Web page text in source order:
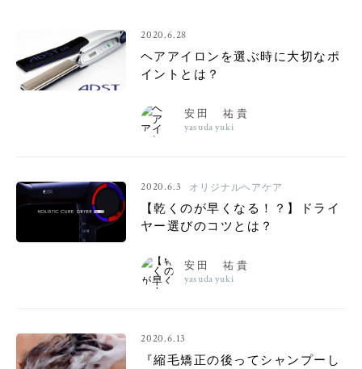
2020.6.28
ヘアアイロンを選ぶ時に大切なポ
イントとは？
安田 祐貴
yasuda yuki
2020.6.3 オリジナルヘアケア
【乾くのが早くなる！？】ドライ
ヤー選びのコツとは？
安田 祐貴
yasuda yuki
2020.6.13
『縮毛矯正の後ってシャンプーし